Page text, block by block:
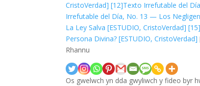
CristoVerdad] [12]Texto Irrefutable del
Irrefutable del Día, No. 13 — Los
La Ley Salva [ESTUDIO, CristoVerdad] [15]
Persona Divina? [ESTUDIO, CristoVerdad]
Rhannu
Os gwelwch yn dda gwyliwch y fideo byr